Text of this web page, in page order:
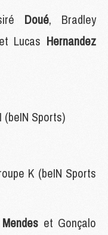
Doué, Bradley
Lucas Hernandez
(beIN Sports)
K (beIN Sports
Mendes et Gonçalo